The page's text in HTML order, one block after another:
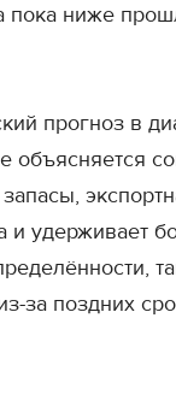
ниже
прогноз в
объясняется
и удерживает
за поздних